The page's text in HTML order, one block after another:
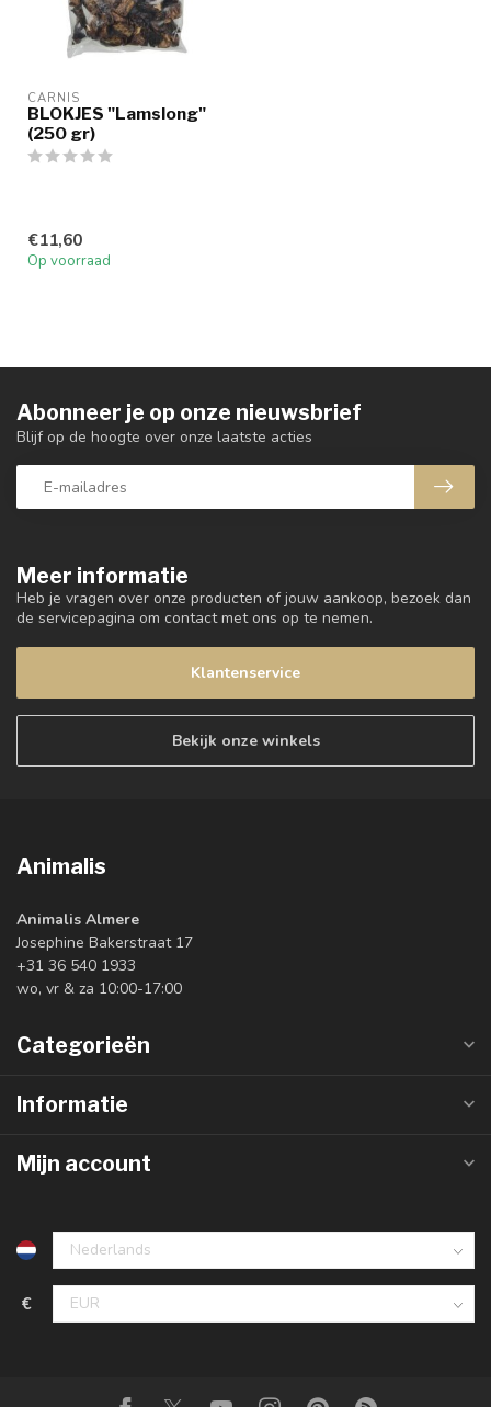
CARNIS
BLOKJES "Lamslong"
(250 gr)
€11,60
Op voorraad
Meer informatie
Heb je vragen over onze producten of jouw aankoop, bezoek dan
de servicepagina om contact met ons op te nemen.
Klantenservice
Bekijk onze winkels
Abonneer je op onze nieuwsbrief
Blijf op de hoogte over onze laatste acties
Animalis
Animalis Almere
Josephine Bakerstraat 17
+31 36 540 1933
wo, vr & za 10:00-17:00
Categorieën
Informatie
Mijn account
€